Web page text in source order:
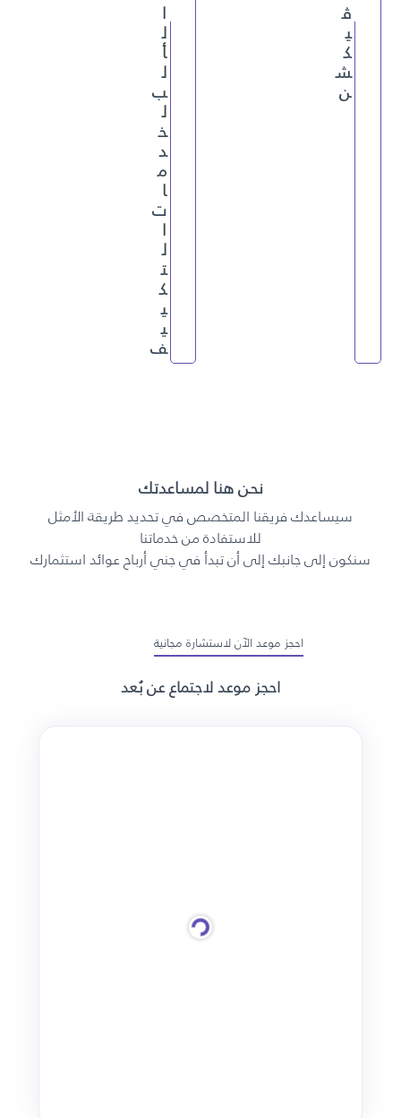
ڤ
ي
ك
ش
ن
ا
ل
أ
ل
ب
ل
خ
د
م
ا
ت
ا
ل
ت
ك
ي
ي
ف
نحن هنا لمساعدتك
سيساعدك فريقنا المتخصص في تحديد طريقة الأمثل
للاستفادة من خدماتنا
سنكون إلى جانبك إلى أن تبدأ في جني أرباح عوائد استثمارك
احجز موعد الآن لاستشارة مجانية
احجز موعد لاجتماع عن بُعد